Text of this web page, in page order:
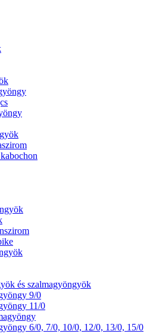
és szalmagyöngyök
9/0
11/0
6/0, 7/0, 10/0, 12/0, 13/0, 15/0